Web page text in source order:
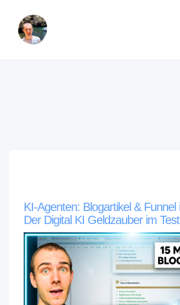
KI-Agenten: Blogartikel & Funnel
Der Digital KI Geldzauber im Test